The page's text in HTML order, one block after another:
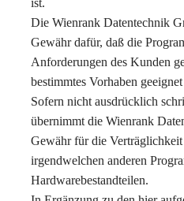
ist.
Die Wienrank Datentechnik
Gewähr dafür, daß die
Anforderungen des Kunden
bestimmtes Vorhaben
Sofern nicht ausdrücklich
übernimmt die Wienrank
Gewähr für die
irgendwelchen anderen
Hardwarebestandteilen.